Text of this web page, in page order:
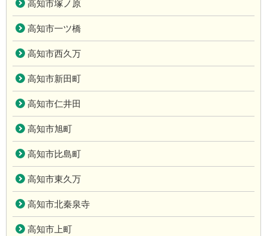
高知市塚ノ原
高知市一ツ橋
高知市西久万
高知市新田町
高知市仁井田
高知市旭町
高知市比島町
高知市東久万
高知市北秦泉寺
高知市上町